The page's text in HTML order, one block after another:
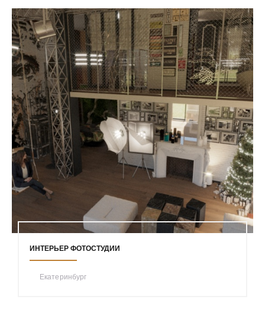
ИНТЕРЬЕР ФОТОСТУДИИ
Екатеринбург